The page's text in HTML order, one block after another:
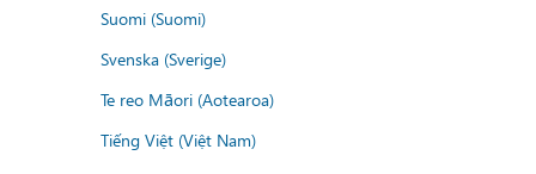
Suomi (Suomi)
Svenska (Sverige)
Te reo Māori (Aotearoa)
Tiếng Việt (Việt Nam)